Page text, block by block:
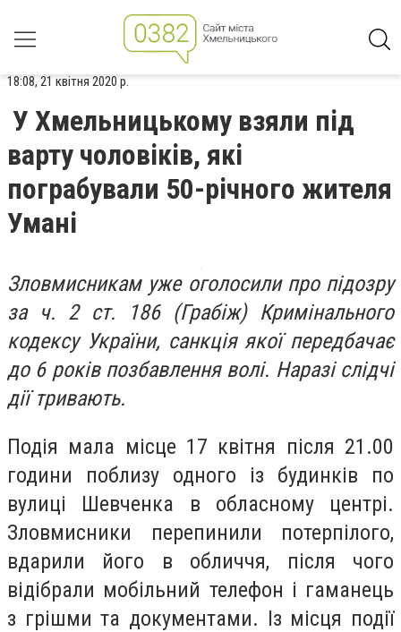
18:08, 21 квітня 2020 р.
У Хмельницькому взяли під
варту чоловіків, які
пограбували 50-річного жителя
Умані
Зловмисникам уже оголосили про підозру
за ч. 2 ст. 186 (Грабіж) Кримінального
кодексу України, санкція якої передбачає
до 6 років позбавлення волі. Наразі слідчі
дії тривають.
Подія мала місце 17 квітня після 21.00
години поблизу одного із будинків по
вулиці Шевченка в обласному центрі.
Зловмисники перепинили потерпілого,
вдарили його в обличчя, після чого
відібрали мобільний телефон і гаманець
з грішми та документами. Із місця події